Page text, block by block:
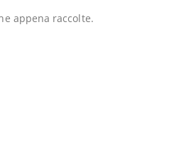
appena raccolte.